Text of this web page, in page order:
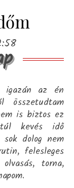
az én
összetudtam
is biztos ez
kevés idő
dolog nem
felesleges
torna,